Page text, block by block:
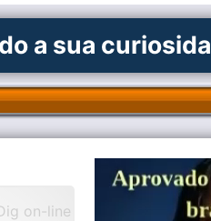
a sua
on-line